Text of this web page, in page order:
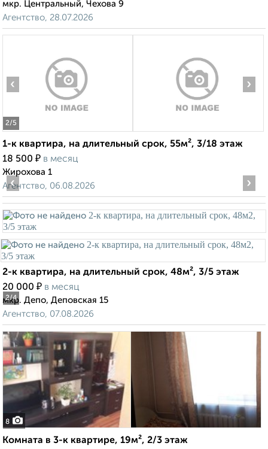
мкр. Центральный, Чехова 9
Агентство, 28.07.2026
2/5
‹ ›
1-к квартира, на длительный срок, 55м², 3/18 этаж
18 500 ₽ в месяц
Жирохова 1
Агентство, 06.08.2026
2/4
‹ ›
2-к квартира, на длительный срок, 48м², 3/5 этаж
20 000 ₽ в месяц
мкр. Депо, Деповская 15
Агентство, 07.08.2026
8
Комната в 3-к квартире, 19м², 2/3 этаж